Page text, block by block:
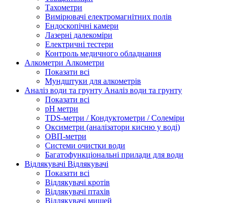
Тахометри
Вимірювачі електромагнітних полів
Ендоскопічні камери
Лазерні далекоміри
Електричні тестери
Контроль медичного обладнання
Алкометри Алкометри
Показати всі
Мундштуки для алкометрів
Аналіз води та грунту Аналіз води та грунту
Показати всі
рН метри
TDS-метри / Кондуктометри / Солеміри
Оксиметри (аналізатори кисню у воді)
ОВП-метри
Системи очистки води
Багатофункціональні прилади для води
Відлякувачі Відлякувачі
Показати всі
Відлякувачі кротів
Відлякувачі птахів
Відлякувачі мишей